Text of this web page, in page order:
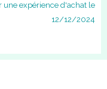
expérience d'achat le
12/12/2024